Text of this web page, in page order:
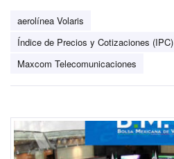
aerolínea Volaris
Índice de Precios y Cotizaciones (IPC)
Maxcom Telecomunicaciones